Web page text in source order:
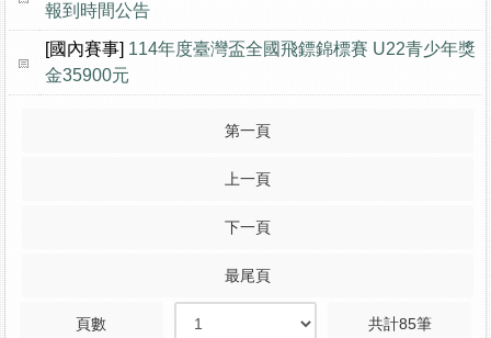
報到時間公告
[國內賽事] 114年度臺灣盃全國飛鏢錦標賽 U22青少年獎
金35900元
第一頁
上一頁
下一頁
最尾頁
頁數 共計85筆